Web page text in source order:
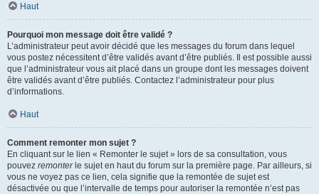
Haut
Pourquoi mon message doit être validé ?
L’administrateur peut avoir décidé que les messages du forum dans lequel
vous postez nécessitent d’être validés avant d’être publiés. Il est possible aussi
que l’administrateur vous ait placé dans un groupe dont les messages doivent
être validés avant d’être publiés. Contactez l’administrateur pour plus
d’informations.
Haut
Comment remonter mon sujet ?
En cliquant sur le lien « Remonter le sujet » lors de sa consultation, vous
pouvez remonterle sujet en haut du forum sur la première page. Par ailleurs, si
vous ne voyez pas ce lien, cela signifie que la remontée de sujet est
désactivée ou que l’intervalle de temps pour autoriser la remontée n’est pas